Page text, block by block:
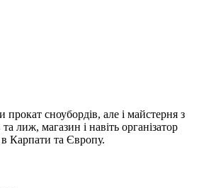
прокат сноубордів, але і майстерня з
лиж, магазин і навіть організатор
Карпати та Європу.